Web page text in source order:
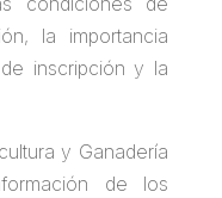
la importancia
inscripción y la
y Ganadería
de los